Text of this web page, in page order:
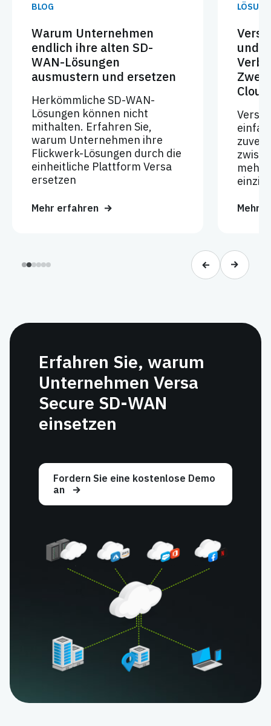
BLOG
Warum Unternehmen
endlich ihre alten SD-
WAN-Lösungen
ausmustern und ersetzen
Herkömmliche SD-WAN-
Lösungen können nicht
mithalten. Erfahren Sie,
warum Unternehmen ihre
Flickwerk-Lösungen durch die
einheitliche Plattform Versa
ersetzen
Mehr erfahren
und
Versa
Mehr
Erfahren Sie, warum
Unternehmen Versa
Secure SD-WAN
einsetzen
Fordern Sie eine kostenlose Demo
an